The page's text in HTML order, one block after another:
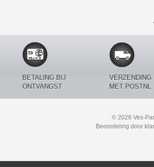
BETALING BIJ
ONTVANGST
VERZENDING
MET POSTNL
© 2026 Ves-
Beoordeling door